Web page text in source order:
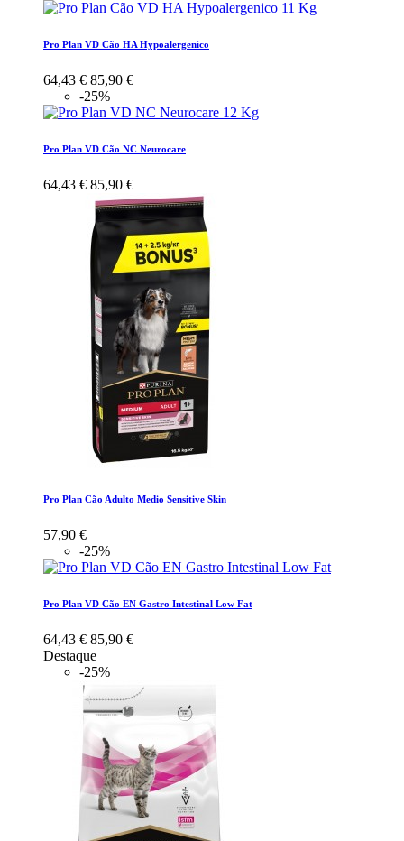
Pro Plan VD Cão HA Hypoalergenico
64,43 € 85,90 €
-25%
Pro Plan VD Cão NC Neurocare
64,43 € 85,90 €
Pro Plan Cão Adulto Medio Sensitive Skin
57,90 €
-25%
Pro Plan VD Cão EN Gastro Intestinal Low Fat
64,43 € 85,90 €
Destaque
-25%